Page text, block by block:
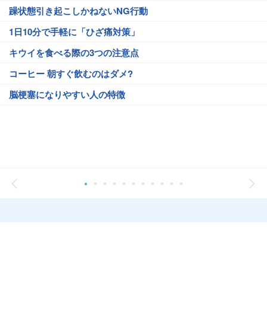
躁状態引き起こしかねないNG行動
1日10分で手軽に「ひざ痛対策」
キウイを食べる際の3つの注意点
コーヒー 朝すぐ飲むのはダメ?
脳梗塞になりやすい人の特徴